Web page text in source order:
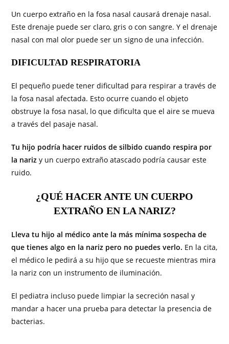
Un cuerpo extraño en la fosa nasal causará drenaje nasal.
Este drenaje puede ser claro, gris o con sangre. Y el drenaje
nasal con mal olor puede ser un signo de una infección.
DIFICULTAD RESPIRATORIA
El pequeño puede tener dificultad para respirar a través de
la fosa nasal afectada. Esto ocurre cuando el objeto
obstruye la fosa nasal, lo que dificulta que el aire se mueva
a través del pasaje nasal.
Tu hijo podría hacer ruidos de silbido cuando respira por
la narizy un cuerpo extraño atascado podría causar este
ruido.
¿QUÉ HACER ANTE UN CUERPO
EXTRAÑO EN LA NARIZ?
Lleva tu hijo al médico ante la más mínima sospecha de
que tienes algo en la nariz pero no puedes verlo. En la cita,
el médico le pedirá a su hijo que se recueste mientras mira
la nariz con un instrumento de iluminación.
El pediatra incluso puede limpiar la secreción nasal y
mandar a hacer una prueba para detectar la presencia de
bacterias.